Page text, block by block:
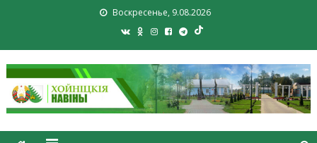
Воскресенье, 9.08.2026
Хойники. Хойнiцкiя навiны.